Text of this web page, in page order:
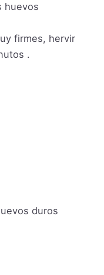
huevos
firmes, hervir
.
duros